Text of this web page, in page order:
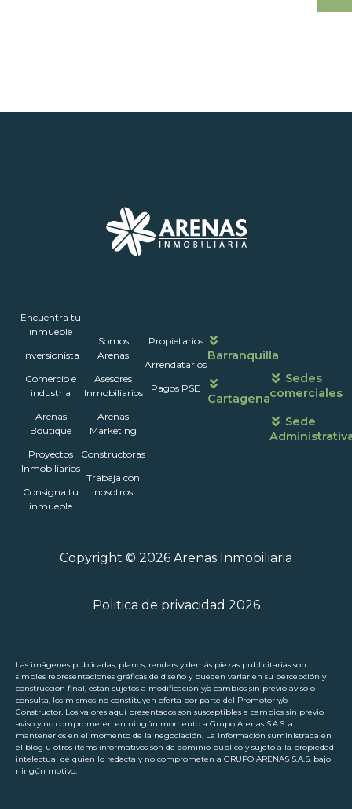
Encuentra tu
inmueble
Inversionista
Comercio e
industria
Arenas
Boutique
Proyectos
Inmobiliarios
Consigna tu
inmueble
Somos
Arenas
Asesores
Inmobiliarios
Arenas
Marketing
Constructoras
Trabaja con
nosotros
Propietarios
Arrendatarios
Pagos PSE
Barranquilla
Cartagena
atención
Sedes
comerciales
Sede
Copyright © 2026 Arenas Inmobiliaria
Politica de privacidad 2026
Las imágenes publicadas, planos, renders y demás piezas publicitarias son
simples representaciones gráficas de diseño y pueden variar en su percepción y
construcción final, están sujetos a modificación y/o cambios sin previo aviso o
consulta, los mismos no constituyen oferta por parte del Promotor y/o
Constructor. Los valores aquí presentados son susceptibles a cambios sin previo
aviso y no comprometen en ningún momento a Grupo Arenas S.A.S. a
mantenerlos en el momento de la negociación. La información suministrada en
el blog u otros ítems informativos son de dominio público y sujeto a la propiedad
intelectual de quien lo redacta y no comprometen a GRUPO ARENAS S.A.S. bajo
ningún motivo.